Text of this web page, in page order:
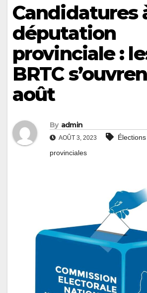
Candidatures
députation
provinciale :
BRTC
août
By admin
AOÛT 3, 2023
provinciales